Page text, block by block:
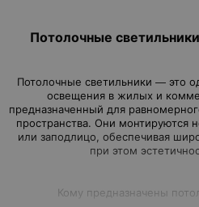
Потолочные
Потолочные светильники — это
освещения в жилых и
предназначенный для
пространства. Они монтируются
или заподлицо, обеспечивая